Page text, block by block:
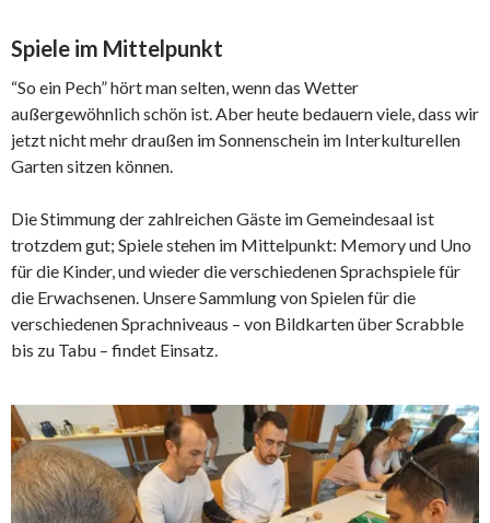
Spiele im Mittelpunkt
“So ein Pech” hört man selten, wenn das Wetter
außergewöhnlich schön ist. Aber heute bedauern viele, dass wir
jetzt nicht mehr draußen im Sonnenschein im Interkulturellen
Garten sitzen können.
Die Stimmung der zahlreichen Gäste im Gemeindesaal ist
trotzdem gut; Spiele stehen im Mittelpunkt: Memory und Uno
für die Kinder, und wieder die verschiedenen Sprachspiele für
die Erwachsenen. Unsere Sammlung von Spielen für die
verschiedenen Sprachniveaus – von Bildkarten über Scrabble
bis zu Tabu – findet Einsatz.